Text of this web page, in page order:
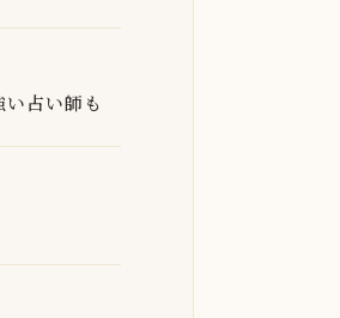
占い師も